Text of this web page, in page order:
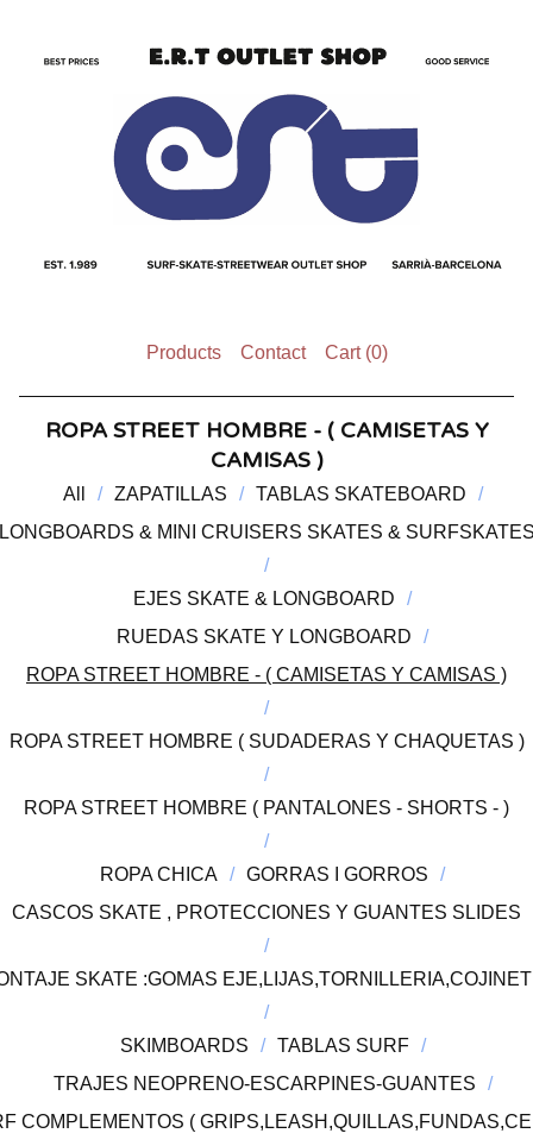
Products Contact Cart (0)
ROPA STREET HOMBRE - ( CAMISETAS Y
CAMISAS )
All ZAPATILLAS
TABLAS SKATEBOARD
& MINI CRUISERS SKATES &
EJES SKATE & LONGBOARD
RUEDAS SKATE Y LONGBOARD
ROPA STREET HOMBRE - ( CAMISETAS Y CAMISAS )
ROPA STREET HOMBRE ( SUDADERAS Y CHAQUETAS )
ROPA STREET HOMBRE ( PANTALONES - SHORTS - )
ROPA CHICA
GORRAS I GORROS
CASCOS SKATE , PROTECCIONES Y GUANTES SLIDES
SKATE :GOMAS
SKIMBOARDS
TABLAS SURF
TRAJES NEOPRENO-ESCARPINES-GUANTES
COMPLEMENTOS (